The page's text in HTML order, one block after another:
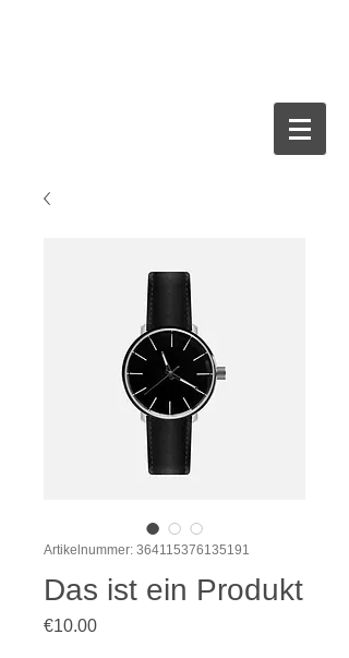
Artikelnummer: 364115376135191
Das ist ein Produkt
€10.00Preis